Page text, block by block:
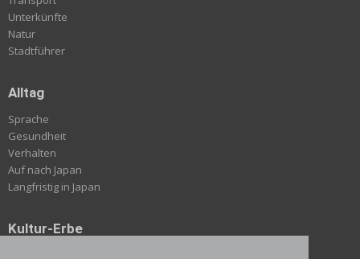
Unterkünfte
Natur
Stadtführer
Alltag
Sprache
Gesundheit
Verhalten
Auf nach Japan
Langfristig in Japan
Kultur-Erbe